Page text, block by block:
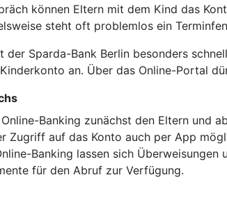
können Eltern mit dem Kind das
steht oft problemlos ein
Sparda-Bank Berlin besonders
an. Über das Online-Portal
Banking zunächst den Eltern und
auf das Konto auch per App
Banking lassen sich
für den Abruf zur Verfügung.